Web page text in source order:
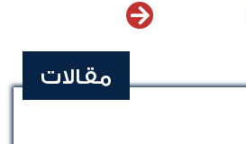
مقالات